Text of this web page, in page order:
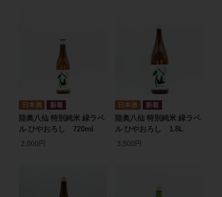
日本酒
陸奥八仙 特別純米 緑ラベ
ル ひやおろし 720ml
2,000円
日本酒
陸奥八仙 特別純米 緑ラベ
ル ひやおろし 1.8L
3,500円